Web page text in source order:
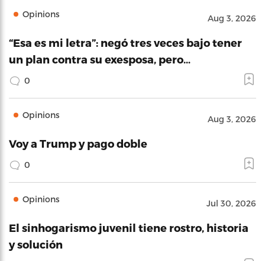
Opinions Aug 3, 2026
“Esa es mi letra”: negó tres veces bajo tener
un plan contra su exesposa, pero…
0
Opinions Aug 3, 2026
Voy a Trump y pago doble
0
Opinions Jul 30, 2026
El sinhogarismo juvenil tiene rostro, historia
y solución